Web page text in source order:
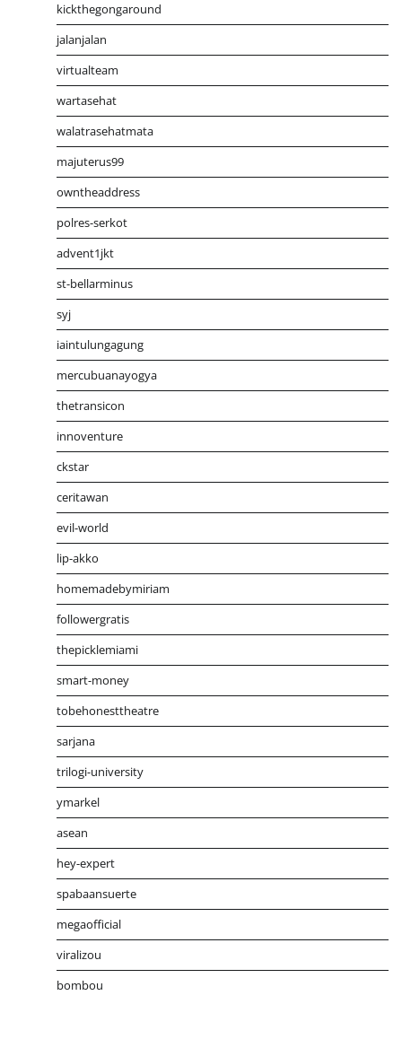
kickthegongaround
jalanjalan
virtualteam
wartasehat
walatrasehatmata
majuterus99
owntheaddress
polres-serkot
advent1jkt
st-bellarminus
syj
iaintulungagung
mercubuanayogya
thetransicon
innoventure
ckstar
ceritawan
evil-world
lip-akko
homemadebymiriam
followergratis
thepicklemiami
smart-money
tobehonesttheatre
sarjana
trilogi-university
ymarkel
asean
hey-expert
spabaansuerte
megaofficial
viralizou
bombou